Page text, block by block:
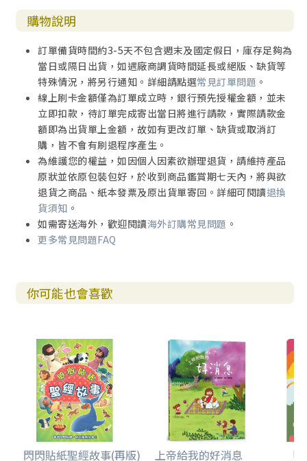
購物說明
訂單備貨時間約3-5天不包含週末及國定假日，庫存足夠為
當日或隔日出貨，如遇廠商調貨時間延長或絕版、缺貨等
特殊情況，將另行通知。詳細請點選常見訂單問題 。
線上刷卡金額僅為訂單成立時，銀行預先授權金額，並未
立即扣款，待訂單完成寄出當日將進行請款，實際請款金
額即為出貨單上金額，故如有更改訂單、缺貨或取消訂
購，皆不會有刷退程序產生。
為維護您的權益，如因個人因素欲辦理退貨，請維持產品
原狀並依原包裝包好，於收到商品鑑賞期七天內，將與欲
退貨之商品、紙本發票及原出貨單寄回。詳細可閱讀退換
貨須知 。
如需寄送海外，歡迎閱讀海外訂購常見問題 。
更多常見問題FAQ
你可能也會喜歡
閃閃貼紙聖經故事(再版) 上帝給我的好消息 「